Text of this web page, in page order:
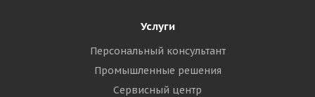
Услуги
Персональный консультант
Промышленные решения
Сервисный центр